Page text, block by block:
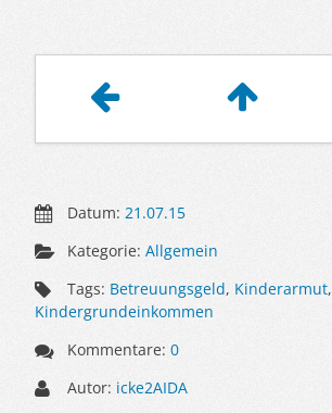
Datum:21.07.15
Kategorie:Allgemein
Tags: Betreuungsgeld, Kinderarmut,
Kindergrundeinkommen
Kommentare:0
Autor: icke2AIDA